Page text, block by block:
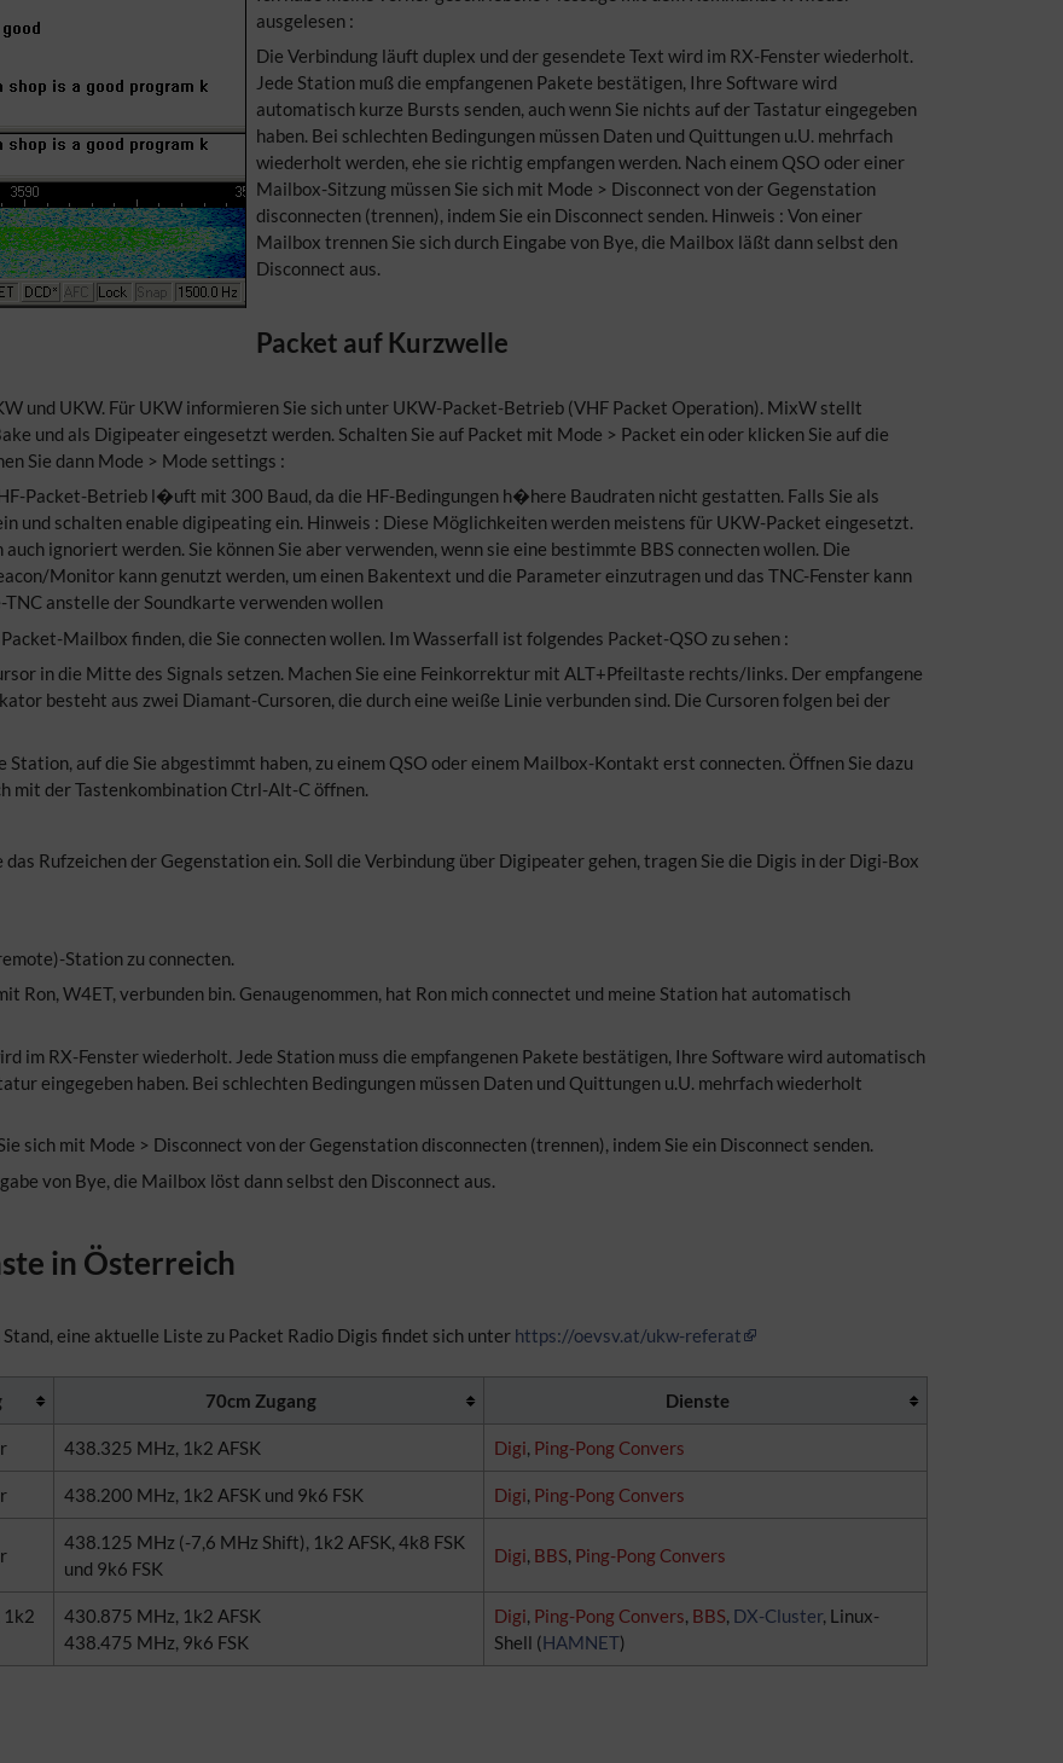
ausgelesen :
Die Verbindung läuft duplex und der gesendete Text wird im RX-Fenster wiederholt.
Jede Station muß die empfangenen Pakete bestätigen, Ihre Software wird
automatisch kurze Bursts senden, auch wenn Sie nichts auf der Tastatur eingegeben
haben. Bei schlechten Bedingungen müssen Daten und Quittungen u.U. mehrfach
wiederholt werden, ehe sie richtig empfangen werden. Nach einem QSO oder einer
Mailbox-Sitzung müssen Sie sich mit Mode > Disconnect von der Gegenstation
disconnecten (trennen), indem Sie ein Disconnect senden. Hinweis : Von einer
Mailbox trennen Sie sich durch Eingabe von Bye, die Mailbox läßt dann selbst den
Disconnect aus.
Packet auf Kurzwelle
und UKW. Für UKW informieren Sie sich unter UKW-Packet-Betrieb (VHF Packet Operation). MixW stellt
und als Digipeater eingesetzt werden. Schalten Sie auf Packet mit Mode > Packet ein oder klicken Sie auf die
Sie dann Mode > Mode settings :
Packet-Betrieb l�uft mit 300 Baud, da die HF-Bedingungen h�here Baudraten nicht gestatten. Falls Sie als
und schalten enable digipeating ein. Hinweis : Diese Möglichkeiten werden meistens für UKW-Packet eingesetzt.
ignoriert werden. Sie können Sie aber verwenden, wenn sie eine bestimmte BBS connecten wollen. Die
Monitor kann genutzt werden, um einen Bakentext und die Parameter einzutragen und das TNC-Fenster kann
anstelle der Soundkarte verwenden wollen
Mailbox finden, die Sie connecten wollen. Im Wasserfall ist folgendes Packet-QSO zu sehen :
in die Mitte des Signals setzen. Machen Sie eine Feinkorrektur mit ALT+Pfeiltaste rechts/links. Der empfangene
besteht aus zwei Diamant-Cursoren, die durch eine weiße Linie verbunden sind. Die Cursoren folgen bei der
Station, auf die Sie abgestimmt haben, zu einem QSO oder einem Mailbox-Kontakt erst connecten. Öffnen Sie dazu
mit der Tastenkombination Ctrl-Alt-C öffnen.
Rufzeichen der Gegenstation ein. Soll die Verbindung über Digipeater gehen, tragen Sie die Digis in der Digi-Box
Station zu connecten.
Ron, W4ET, verbunden bin. Genaugenommen, hat Ron mich connectet und meine Station hat automatisch
im RX-Fenster wiederholt. Jede Station muss die empfangenen Pakete bestätigen, Ihre Software wird automatisch
eingegeben haben. Bei schlechten Bedingungen müssen Daten und Quittungen u.U. mehrfach wiederholt
sich mit Mode > Disconnect von der Gegenstation disconnecten (trennen), indem Sie ein Disconnect senden.
von Bye, die Mailbox löst dann selbst den Disconnect aus.
in Österreich
eine aktuelle Liste zu Packet Radio Digis findet sich unter https://oevsv.at/ukw-referat
70cm Zugang Dienste
438.325 MHz, 1k2 AFSK Digi, Ping-Pong Convers
438.200 MHz, 1k2 AFSK und 9k6 FSK Digi, Ping-Pong Convers
438.125 MHz (-7,6 MHz Shift), 1k2 AFSK, 4k8 FSK
und 9k6 FSK
Digi, BBS, Ping-Pong Convers
1k2
430.875 MHz, 1k2 AFSK
438.475 MHz, 9k6 FSK
Digi, Ping-Pong Convers, BBS, DX-Cluster, Linux-
Shell (HAMNET)